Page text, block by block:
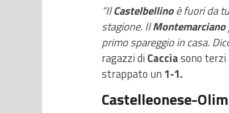
“IlCastelbellinoè fuori da
stagione. IlMontemarciano
primo spareggio in casa.
ragazzi diCacciasono terzi
strappato un 1-1.
Castelleonese-